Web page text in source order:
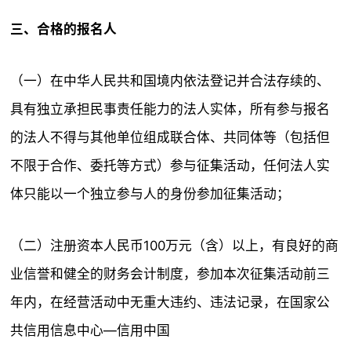
三、合格的报名人
（一）在中华人民共和国境内依法登记并合法存续的、
具有独立承担民事责任能力的法人实体，所有参与报名
的法人不得与其他单位组成联合体、共同体等（包括但
不限于合作、委托等方式）参与征集活动，任何法人实
体只能以一个独立参与人的身份参加征集活动；
（二）注册资本人民币100万元（含）以上，有良好的商
业信誉和健全的财务会计制度，参加本次征集活动前三
年内，在经营活动中无重大违约、违法记录，在国家公
共信用信息中心—信用中国